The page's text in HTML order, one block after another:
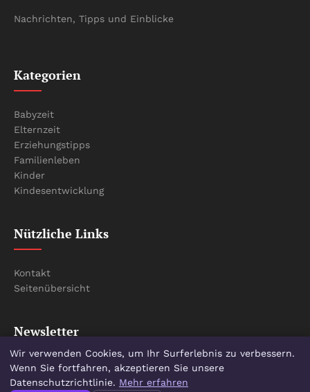
Nachrichten, Tipps und Einblicke
Kategorien
Babyzeit
Elternzeit
Erziehungstipps
Familienleben
Kinder
Kindesentwicklung
Nützliche Links
Kontakt
Seitenübersicht
Newsletter
Melden Sie sich an, um unsere neuesten Artikel direkt in
Ihrem Postfach zu erhalten.
Wir verwenden Cookies, um Ihr Surferlebnis zu verbessern.
Wenn Sie fortfahren, akzeptieren Sie unsere
Datenschutzrichtlinie. Mehr erfahren